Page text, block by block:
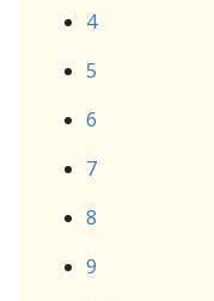
4
5
6
7
8
9